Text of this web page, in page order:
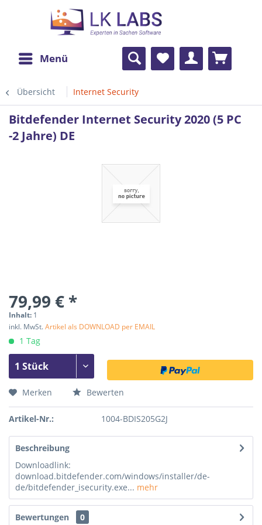
Menü
Übersicht Internet Security
Bitdefender Internet Security 2020 (5 PC
-2 Jahre) DE
79,99 € *
Inhalt: 1
inkl. MwSt.Artikel als DOWNLOAD per EMAIL
1 Tag
Merken Bewerten
Artikel-Nr.: 1004-BDIS205G2J
Beschreibung
Downloadlink:
download.bitdefender.com/windows/installer/de-
de/bitdefender_isecurity.exe... mehr
Bewertungen 0